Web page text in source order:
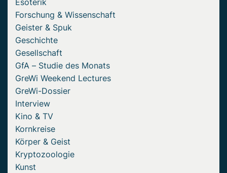
Forschung & Wissenschaft
Geister & Spuk
Geschichte
Gesellschaft
GfA – Studie des Monats
GreWi Weekend Lectures
GreWi-Dossier
Interview
Kino & TV
Kornkreise
Körper & Geist
Kryptozoologie
Kunst